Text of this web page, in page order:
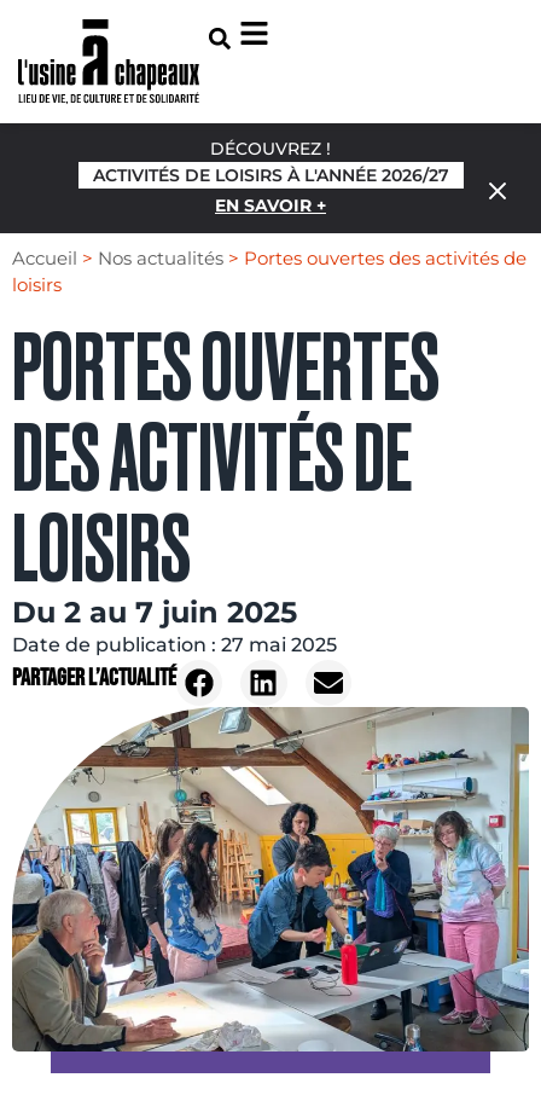
DÉCOUVREZ !
ACTIVITÉS DE LOISIRS À L'ANNÉE 2026/27
EN SAVOIR +
Accueil > Nos actualités > Portes ouvertes des activités de
loisirs
PORTES OUVERTES
DES ACTIVITÉS DE
LOISIRS
Du 2 au 7 juin 2025
Date de publication : 27 mai 2025
Partager l’actualité